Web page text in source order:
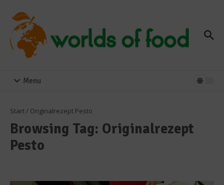
Menu
Start/ Originalrezept Pesto
Browsing Tag: Originalrezept
Pesto